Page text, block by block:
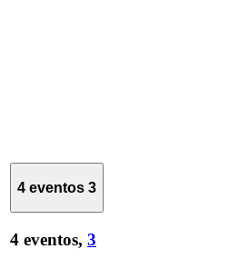
4 eventos 3
4 eventos, 3